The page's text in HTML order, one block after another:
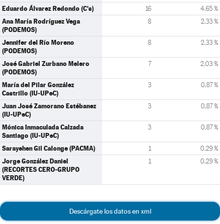
Eduardo Álvarez Redondo (C's) 16 4,65 %
Ana María Rodríguez Vega
(PODEMOS)
8 2,33 %
Jennifer del Río Moreno
(PODEMOS)
8 2,33 %
José Gabriel Zurbano Melero
(PODEMOS)
7 2,03 %
María del Pilar González
Castrillo (IU-UPeC)
3 0,87 %
Juan José Zamorano Estébanez
(IU-UPeC)
3 0,87 %
Mónica Inmaculada Calzada
Santiago (IU-UPeC)
3 0,87 %
Sarayehen Gil Calonge (PACMA) 1 0,29 %
Jorge González Daniel
(RECORTES CERO-GRUPO
VERDE)
1 0,29 %
Descárgate los datos en xml